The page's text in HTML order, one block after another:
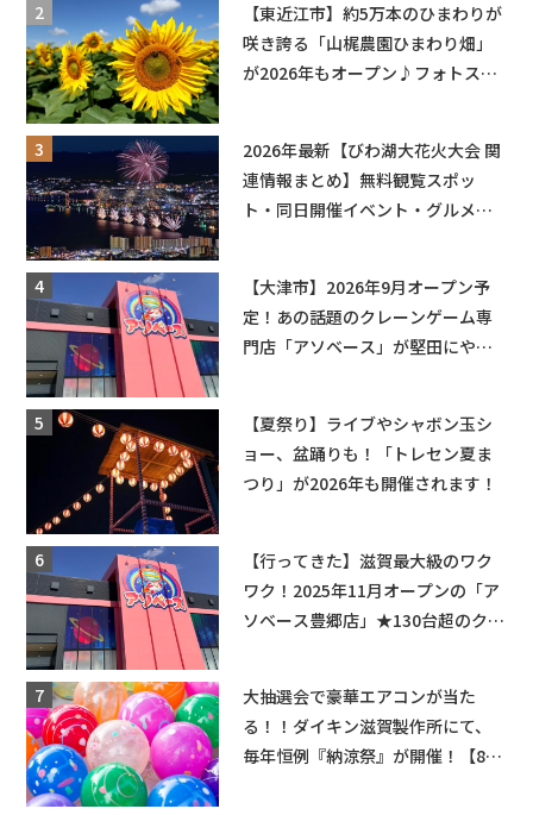
【東近江市】約5万本のひまわりが
咲き誇る「山梶農園ひまわり畑」
が2026年もオープン♪フォトスポ
2026年最新【びわ湖大花火大会 関
連情報まとめ】無料観覧スポッ
ト・同日開催イベント・グルメマ
【大津市】2026年9月オープン予
定！あの話題のクレーンゲーム専
門店「アソベース」が堅田にやっ
【夏祭り】ライブやシャボン玉シ
ョー、盆踊りも！「トレセン夏ま
つり」が2026年も開催されます！
【行ってきた】滋賀最大級のワク
ワク！2025年11月オープンの「ア
ソベース豊郷店」★130台超のクレ
大抽選会で豪華エアコンが当た
る！！ダイキン滋賀製作所にて、
毎年恒例『納涼祭』が開催！【8月